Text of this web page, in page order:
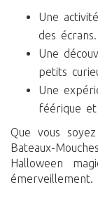
Une
des écrans.
Une
petits
Une
féérique
Que vous
Bateaux-
Halloween
émerveillement.